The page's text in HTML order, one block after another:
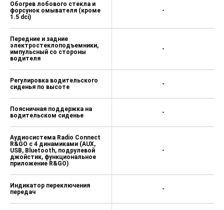
Обогрев лобового стекла и
форсунок омывателя (кроме
1.5 dci)
Передние и задние
электростеклоподъемники,
импульсный со стороны
водителя
Регулировка водительского
сиденья по высоте
Поясничная поддержка на
водительском сиденье
Аудиосистема Radio Connect
R&GO с 4 динамиками (AUX,
USB, Bluetooth, подрулевой
джойстик, функциональное
приложение R&GO)
Индикатор переключения
передач
-
-
-
-
-
-